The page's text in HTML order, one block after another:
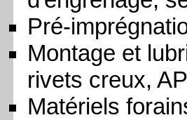
Pré-
Montage et
rivets creux,
Matériels